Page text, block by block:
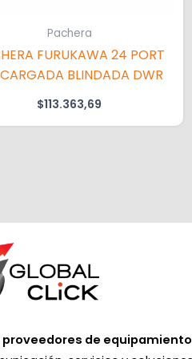
Pachera
FURUKAWA 24 PORT
BLINDADA DWR
$113.363,69
proveedores de